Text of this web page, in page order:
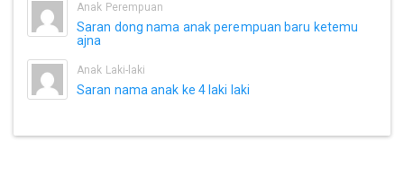
Anak Perempuan
Saran dong nama anak perempuan baru ketemu
ajna
Anak Laki-laki
Saran nama anak ke 4 laki laki